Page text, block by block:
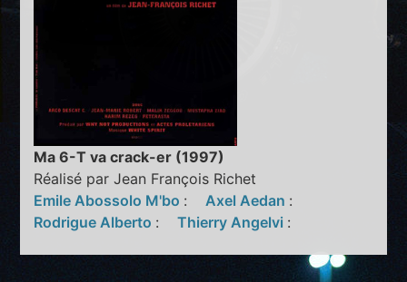
Ma 6-T va crack-er (1997)
Réalisé par Jean François Richet
Emile Abossolo M'bo : Axel Aedan :
Rodrigue Alberto :Thierry Angelvi :